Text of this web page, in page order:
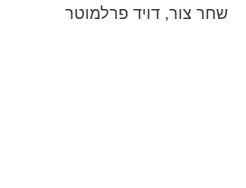
שחר צור, דויד פרלמוטר